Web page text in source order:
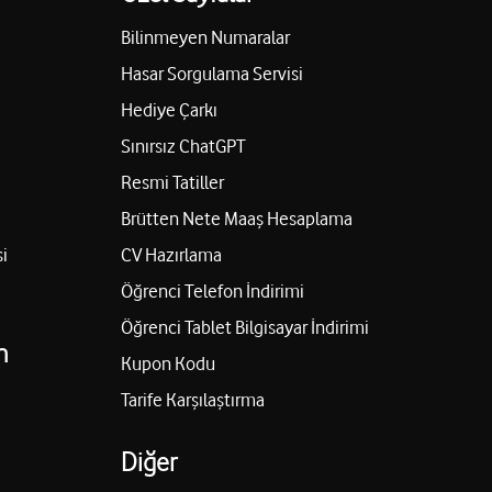
Elek. Rek. Tic. Ltd. Şti.
Cad. No:5 Foça/İzmir
İzmir
Yol tarifi al
Ticaret Limited Şirketi
Bilinmeyen Numaralar
Hasar Sorgulama Servisi
Hediye Çarkı
Sınırsız ChatGPT
Resmi Tatiller
Brütten Nete Maaş Hesaplama
CV Hazırlama
Öğrenci Telefon İndirimi
Öğrenci Tablet Bilgisayar İndirimi
Kupon Kodu
Tarife Karşılaştırma
Diğer